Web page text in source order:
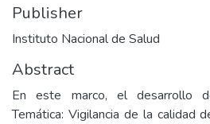
Publisher
Instituto Nacional de Salud
Abstract
En este marco, el desarrollo
Temática: Vigilancia de la calidad